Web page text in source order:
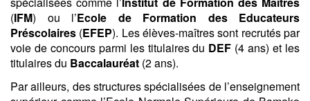
(IFM) ou l’Ecole de Formation des Educateurs
Préscolaires (EFEP). Les élèves-maîtres sont recrutés par
voie de concours parmi les titulaires du DEF (4 ans) et les
titulaires du Baccalauréat (2 ans).
Par ailleurs, des structures spécialisées de l’enseignement